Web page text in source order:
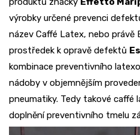
výrobky určené prevenci
název Caffé Latex, nebo právě
prostředek k opravě defektů
kombinace preventivního
nádoby v objemnějším
pneumatiky. Tedy takové caffé
doplnění preventivního tmelu